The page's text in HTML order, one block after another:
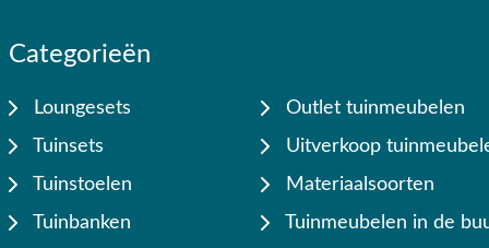
Categorieën
Loungesets
Tuinsets
Tuinstoelen
Tuinbanken
Outlet tuinmeubelen
Uitverkoop
Materiaalsoorten
Tuinmeubelen in de